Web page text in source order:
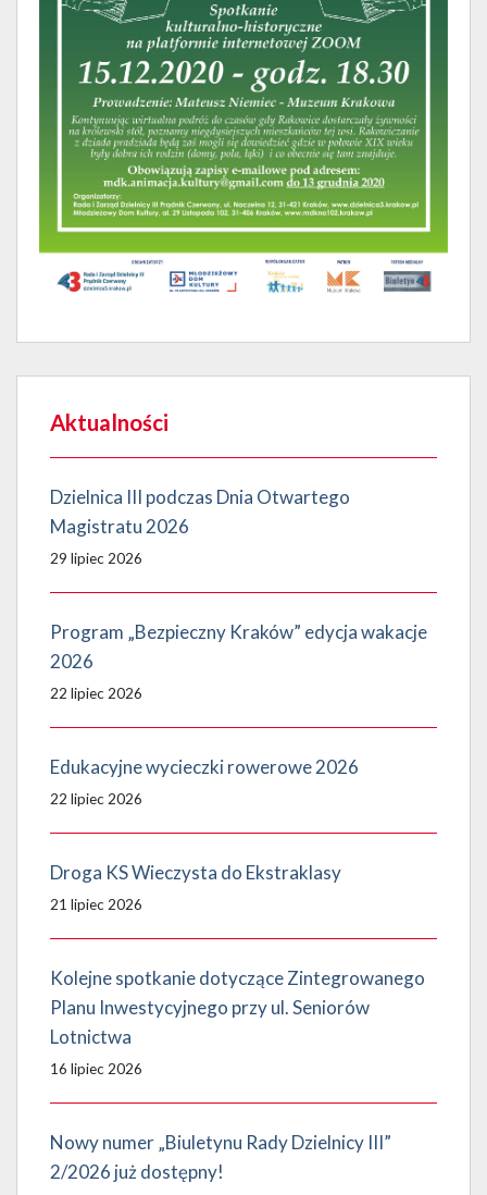
Aktualności
Dzielnica III podczas Dnia Otwartego
Magistratu 2026
29 lipiec 2026
Program „Bezpieczny Kraków” edycja wakacje
2026
22 lipiec 2026
Edukacyjne wycieczki rowerowe 2026
22 lipiec 2026
Droga KS Wieczysta do Ekstraklasy
21 lipiec 2026
Kolejne spotkanie dotyczące Zintegrowanego
Planu Inwestycyjnego przy ul. Seniorów
Lotnictwa
16 lipiec 2026
Nowy numer „Biuletynu Rady Dzielnicy III”
2/2026 już dostępny!